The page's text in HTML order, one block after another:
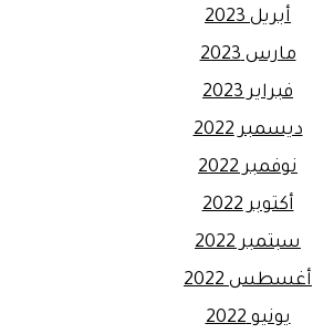
أبريل 2023
مارس 2023
فبراير 2023
ديسمبر 2022
نوفمبر 2022
أكتوبر 2022
سبتمبر 2022
أغسطس 2022
يونيو 2022